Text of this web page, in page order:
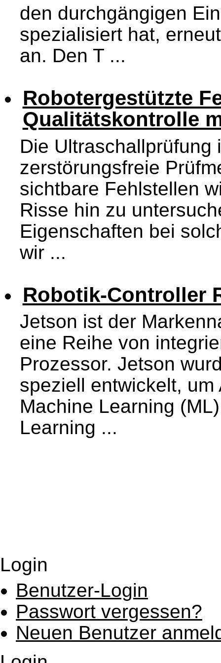
den durchgängigen
spezialisiert hat,
an. Den T ...
Robotergestützte
Qualitätskontrolle
Die
zerstörungsfreie
sichtbare Fehlstellen
Risse hin zu
Eigenschaften bei
wir ...
Robotik-Controller
Jetson ist der
eine Reihe von
Prozessor. Jetson
speziell entwickelt,
Machine Learning
Learning ...
Login
Benutzer-Login
Passwort vergessen?
Neuen Benutzer